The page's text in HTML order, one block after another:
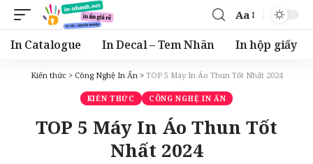
Font
Resizer
Aa
In Catalogue In Decal – Tem Nhãn In hộp giấy
Kiến thức> Công Nghệ In Ấn> TOP 5 Máy In Áo Thun Tốt Nhất 2024
KIẾN THỨC CÔNG NGHỆ IN ẤN
TOP 5 Máy In Áo Thun Tốt
Nhất 2024